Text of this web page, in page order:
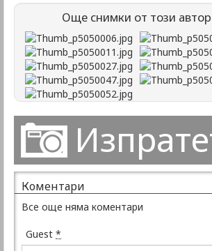
Още снимки от този автор
Коментари
Все още няма коментари
Guest *